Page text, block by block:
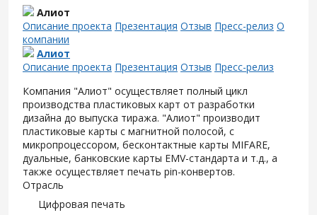
Алиот
Описание проекта Презентация Отзыв Пресс-релиз О
компании
Алиот
Описание проекта Презентация Отзыв Пресс-релиз
Компания "Алиот" осуществляет полный цикл
производства пластиковых карт от разработки
дизайна до выпуска тиража. "Алиот" производит
пластиковые карты с магнитной полосой, с
микропроцессором, бесконтактные карты MIFARE,
дуальные, банковские карты EMV-стандарта и т.д., а
также осуществляет печать pin-конвертов.
Отрасль
Цифровая печать